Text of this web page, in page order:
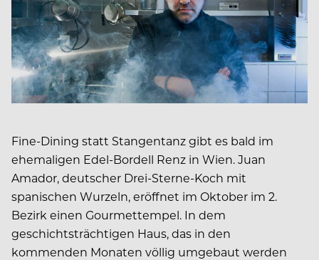
Fine-Dining statt Stangentanz gibt es bald im
ehemaligen Edel-Bordell Renz in Wien. Juan
Amador, deutscher Drei-Sterne-Koch mit
spanischen Wurzeln, eröffnet im Oktober im 2.
Bezirk einen Gourmettempel. In dem
geschichtsträchtigen Haus, das in den
kommenden Monaten völlig umgebaut werden